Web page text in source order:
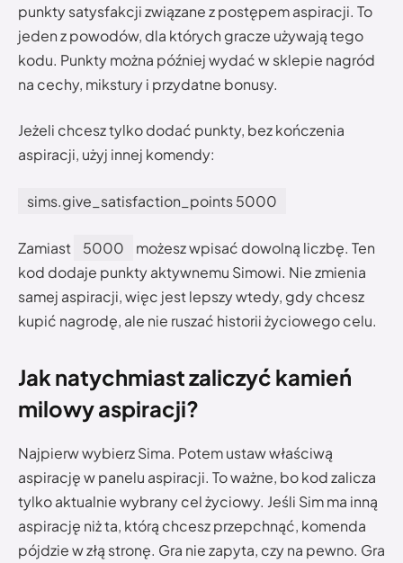
punkty satysfakcji związane z postępem aspiracji. To
jeden z powodów, dla których gracze używają tego
kodu. Punkty można później wydać w sklepie nagród
na cechy, mikstury i przydatne bonusy.
Jeżeli chcesz tylko dodać punkty, bez kończenia
aspiracji, użyj innej komendy:
sims.give_satisfaction_points 5000
Zamiast 5000
możesz wpisać dowolną liczbę. Ten
kod dodaje punkty aktywnemu Simowi. Nie zmienia
samej aspiracji, więc jest lepszy wtedy, gdy chcesz
kupić nagrodę, ale nie ruszać historii życiowego celu.
Jak natychmiast zaliczyć kamień
milowy aspiracji?
Najpierw wybierz Sima. Potem ustaw właściwą
aspirację w panelu aspiracji. To ważne, bo kod zalicza
tylko aktualnie wybrany cel życiowy. Jeśli Sim ma inną
aspirację niż ta, którą chcesz przepchnąć, komenda
pójdzie w złą stronę. Gra nie zapyta, czy na pewno. Gra